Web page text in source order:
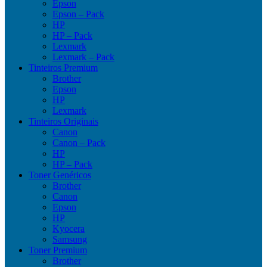
Epson
Epson – Pack
HP
HP – Pack
Lexmark
Lexmark – Pack
Tinteiros Premium
Brother
Epson
HP
Lexmark
Tinteiros Originais
Canon
Canon – Pack
HP
HP – Pack
Toner Genéricos
Brother
Canon
Epson
HP
Kyocera
Samsung
Toner Premium
Brother